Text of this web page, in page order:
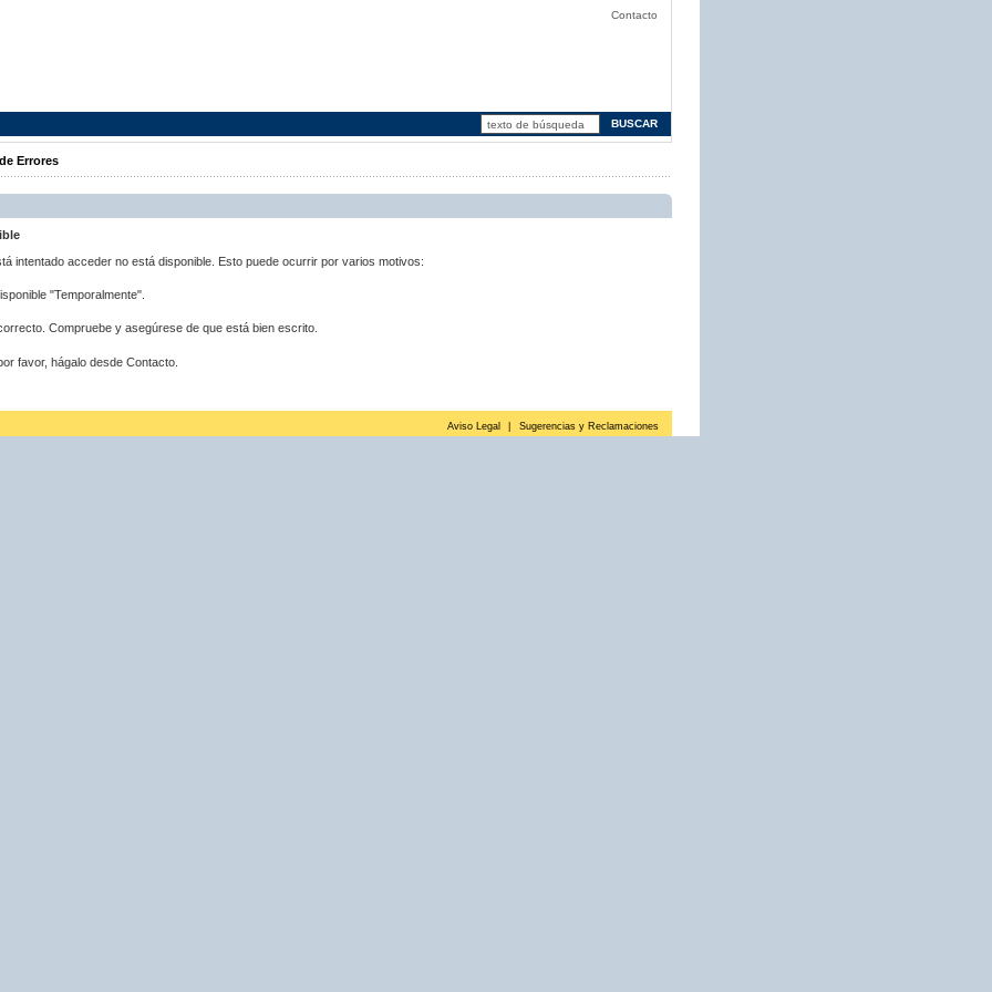
Contacto
Errores
intentado acceder no está disponible. Esto puede ocurrir por varios motivos:
"Temporalmente".
Compruebe y asegúrese de que está bien escrito.
favor, hágalo desde Contacto.
Aviso Legal Sugerencias y Reclamaciones